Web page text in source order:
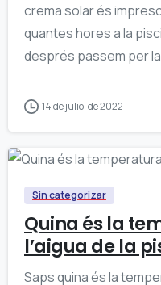
crema solar és
quantes hores a la
després passem per
14 de juliol de 2022
Sin categorizar
Quina és la
l’aigua de la
Saps quina és la